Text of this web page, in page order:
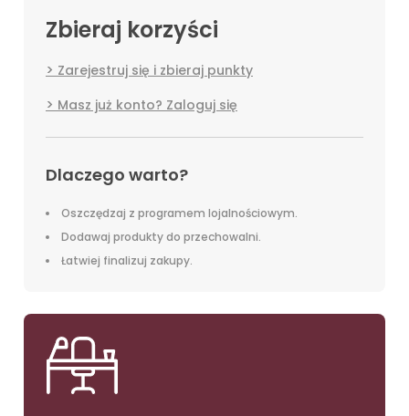
Zbieraj korzyści
Zarejestruj się i zbieraj punkty
Masz już konto? Zaloguj się
Dlaczego warto?
Oszczędzaj z programem lojalnościowym.
Dodawaj produkty do przechowalni.
Łatwiej finalizuj zakupy.